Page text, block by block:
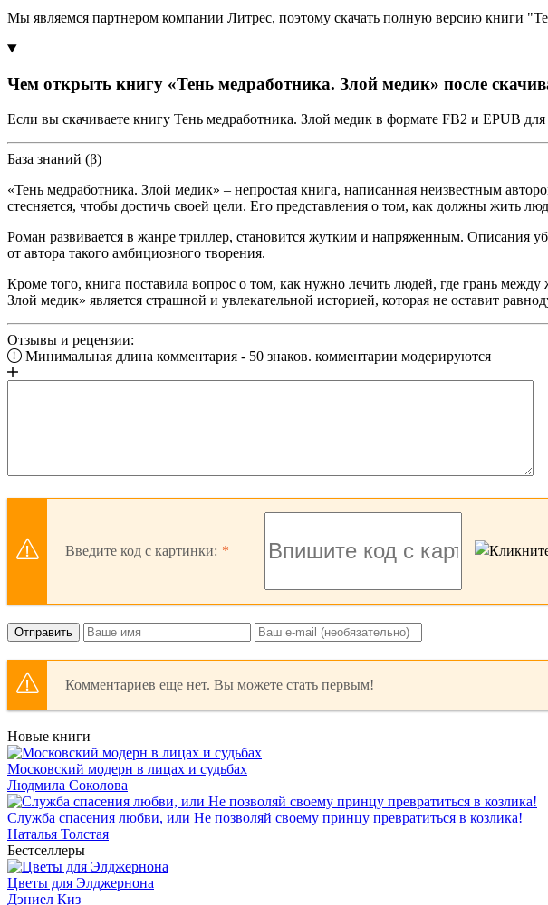
Мы являемся партнером компании Литрес, поэтому скачать полную версию книги
Чем открыть книгу «Тень медработника. Злой медик» после
Если вы скачиваете книгу Тень медработника. Злой медик в формате FB2 и EPUB
База знаний (β)
«Тень медработника. Злой медик» – непростая книга, написанная неизвестным
стесняется, чтобы достичь своей цели. Его представления о том, как должны жить
Роман развивается в жанре триллер, становится жутким и напряженным. Описания
от автора такого амбициозного творения.
Кроме того, книга поставила вопрос о том, как нужно лечить людей, где грань
Злой медик» является страшной и увлекательной историей, которая не оставит
Отзывы и рецензии:
Минимальная длина комментария - 50 знаков. комментарии модерируются
Введите код с картинки:
Отправить
Комментариев еще нет. Вы можете стать первым!
Новые книги
Московский модерн в лицах и судьбах
Людмила Соколова
Служба спасения любви, или Не позволяй своему принцу превратиться в козлика!
Наталья Толстая
Бестселлеры
Цветы для Элджернона
Дэниел Киз